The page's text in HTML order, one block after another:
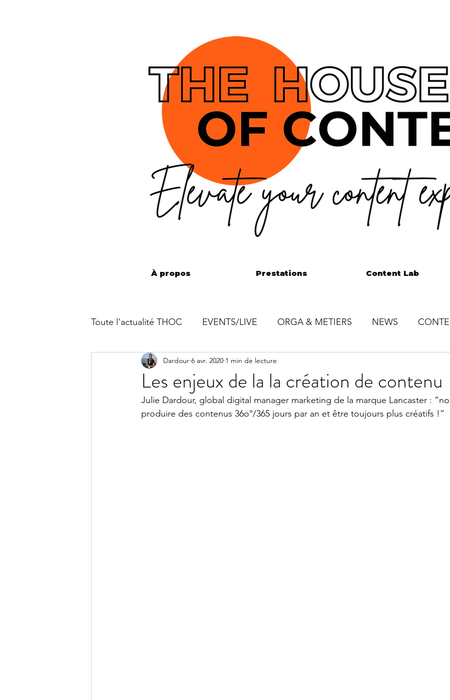
À propos Prestations Content Lab
Toute l'actualité THOC EVENTS/LIVE ORGA & METIERS NEWS
Les enjeux de la la création de contenu
Dardour 6 avr. 2020 1 min de lecture
Julie Dardour, global digital manager marketing de la marque Lancaster :
produire des contenus 36o°/365 jours par an et être toujours plus créatifs !”